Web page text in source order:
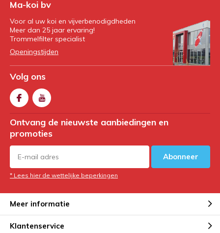
Ma-koi bv
Voor al uw koi en vijverbenodigdheden
Meer dan 25 jaar ervaring!
Trommelfilter specialist
Openingstijden
Volg ons
Ontvang de nieuwste aanbiedingen en
promoties
Abonneer
* Lees hier de wettelijke beperkingen
Meer informatie
Klantenservice